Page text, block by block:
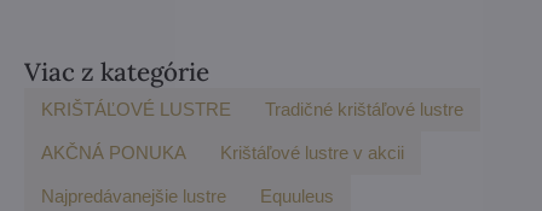
Viac z kategórie
KRIŠTÁĽOVÉ LUSTRE Tradičné krištáľové lustre
AKČNÁ PONUKA Krištáľové lustre v akcii
Najpredávanejšie lustre Equuleus